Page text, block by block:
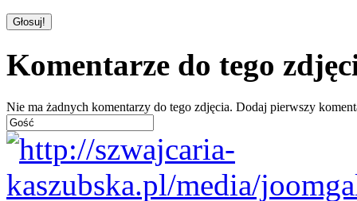
Komentarze do tego
Nie ma żadnych komentarzy do tego zdjęcia. Dodaj pierwszy